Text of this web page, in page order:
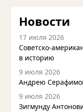
Новости
17 июля 2026
Советско-
в историю
9 июля 2026
Андрею
9 июля 2026
Зигмунду